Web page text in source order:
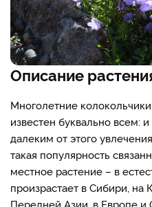
Описание
Многолетние
известен буквально всем:
далеким от этого
такая популярность
местное растение – в
произрастает в Сибири, на
Передней Азии, в Европе